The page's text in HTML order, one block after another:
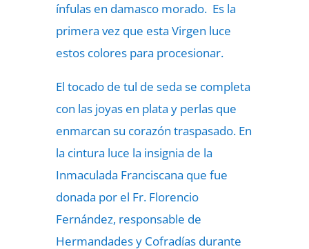
ínfulas en damasco morado. Es la
primera vez que esta Virgen luce
estos colores para procesionar.
El tocado de tul de seda se completa
con las joyas en plata y perlas que
enmarcan su corazón traspasado. En
la cintura luce la insignia de la
Inmaculada Franciscana que fue
donada por el Fr. Florencio
Fernández, responsable de
Hermandades y Cofradías durante